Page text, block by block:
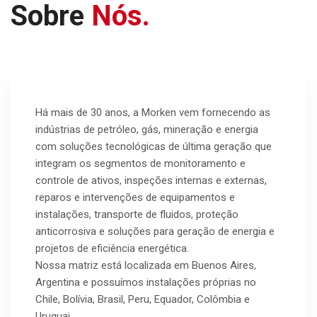
Sobre Nós.
Há mais de 30 anos, a Morken vem fornecendo as
indústrias de petróleo, gás, mineração e energia
com soluções tecnológicas de última geração que
integram os segmentos de monitoramento e
controle de ativos, inspeções internas e externas,
reparos e intervenções de equipamentos e
instalações, transporte de fluidos, proteção
anticorrosiva e soluções para geração de energia e
projetos de eficiência energética.
Nossa matriz está localizada em Buenos Aires,
Argentina e possuímos instalações próprias no
Chile, Bolívia, Brasil, Peru, Equador, Colômbia e